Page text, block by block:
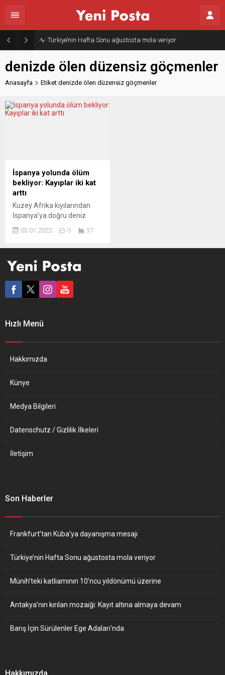
Türkiye’nin Hafta Sonu ağustosta mola veriyor
denizde ölen düzensiz göçmenler
Anasayfa Etiket:denizde ölen düzensiz göçmenler
İspanya yolunda ölüm
bekliyor: Kayıplar iki kat
arttı
Kuzey Afrika kıyılarından
İspanya’ya doğru deniz
göçte geçen yıl yaşanan
kaybolduğu bildirildi. Sivil
Fronteras’tan (Sınırlarda
Yürüyerek) yapılan
denizdeki yolculuk sırasında
2021’de iki...
03.01.2022 0 37
Hızlı Menü
Hakkımızda
Künye
Medya Bilgileri
Datenschutz / Gizlilik İlkeleri
İletişim
Son Haberler
Frankfurt’tan Küba’ya dayanışma mesajı
Türkiye’nin Hafta Sonu ağustosta mola veriyor
Münih’teki katliamının 10’ncu yıldönümü üzerine
Antakya’nın kırılan mozaiği: Kayıt altına almaya devam
Barış İçin Sürülenler Ege Adaları’nda
Hakkımızda